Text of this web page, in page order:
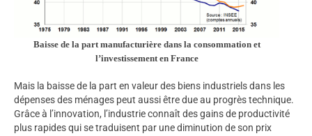
Baisse de la part manufacturière dans la consommation et
l’investissement en France
Mais la baisse de la part en valeur des biens industriels dans les
dépenses des ménages peut aussi être due au progrès technique.
Grâce à l’innovation, l’industrie connaît des gains de productivité
plus rapides qui se traduisent par une diminution de son prix